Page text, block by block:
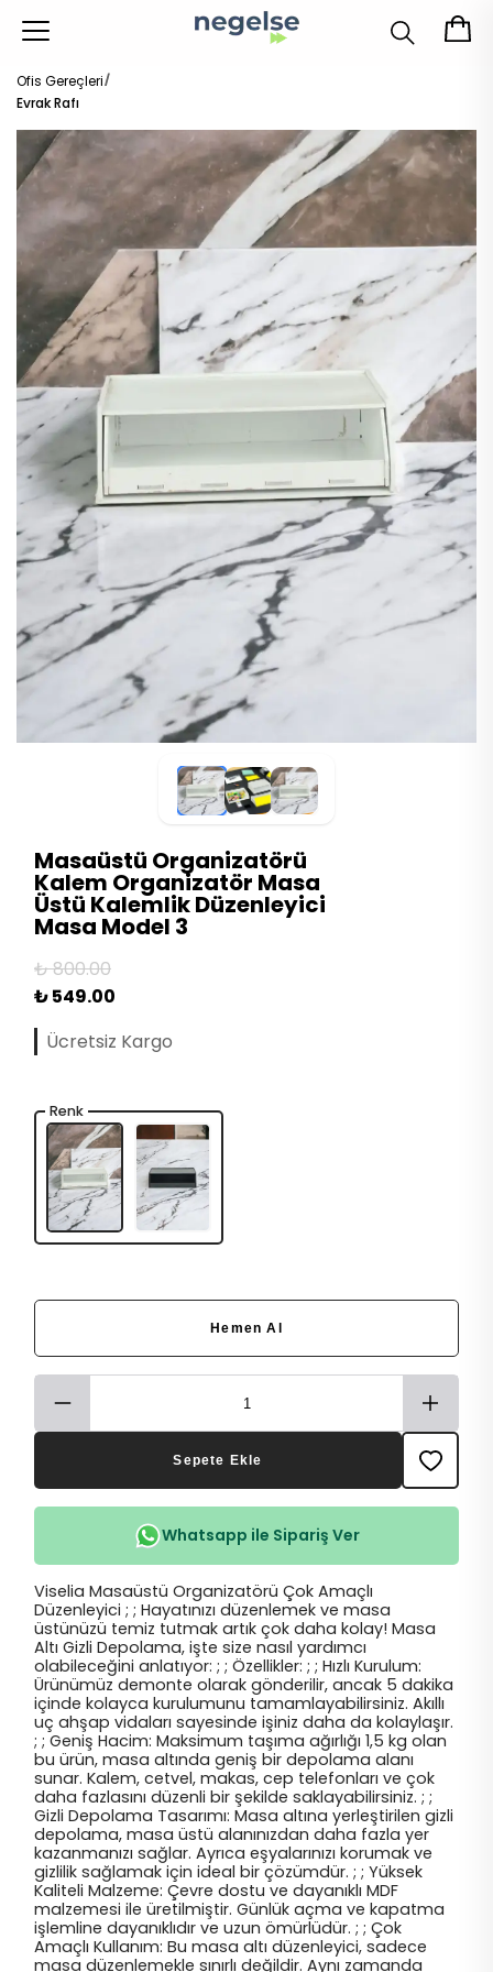
Ofis Gereçleri
Evrak Rafı
Masaüstü Organizatörü
Kalem Organizatör Masa
Üstü Kalemlik Düzenleyici
Masa Model 3
₺ 800.00
₺ 549.00
Ücretsiz Kargo
Renk
Hemen Al
Sepete Ekle
Whatsapp ile Sipariş Ver
Viselia Masaüstü Organizatörü Çok Amaçlı
Düzenleyici ; ; Hayatınızı düzenlemek ve masa
üstünüzü temiz tutmak artık çok daha kolay! Masa
Altı Gizli Depolama, işte size nasıl yardımcı
olabileceğini anlatıyor: ; ; Özellikler: ; ; Hızlı Kurulum:
Ürünümüz demonte olarak gönderilir, ancak 5 dakika
içinde kolayca kurulumunu tamamlayabilirsiniz. Akıllı
uç ahşap vidaları sayesinde işiniz daha da kolaylaşır.
; ; Geniş Hacim: Maksimum taşıma ağırlığı 1,5 kg olan
bu ürün, masa altında geniş bir depolama alanı
sunar. Kalem, cetvel, makas, cep telefonları ve çok
daha fazlasını düzenli bir şekilde saklayabilirsiniz. ; ;
Gizli Depolama Tasarımı: Masa altına yerleştirilen gizli
depolama, masa üstü alanınızdan daha fazla yer
kazanmanızı sağlar. Ayrıca eşyalarınızı korumak ve
gizlilik sağlamak için ideal bir çözümdür. ; ; Yüksek
Kaliteli Malzeme: Çevre dostu ve dayanıklı MDF
malzemesi ile üretilmiştir. Günlük açma ve kapatma
işlemline dayanıklıdır ve uzun ömürlüdür. ; ; Çok
Amaçlı Kullanım: Bu masa altı düzenleyici, sadece
masa düzenlemekle sınırlı değildir. Aynı zamanda